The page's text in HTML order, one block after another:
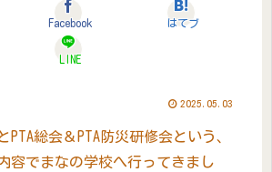
Facebook はてブ
LINE
2025.05.03
PTA総会＆PTA防災研修会という、
容でまなの学校へ行ってきまし